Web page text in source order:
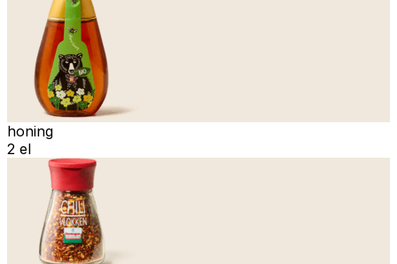
honing
2 el